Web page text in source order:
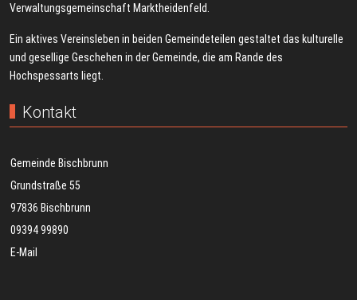
Verwaltungsgemeinschaft Marktheidenfeld.
Ein aktives Vereinsleben in beiden Gemeindeteilen gestaltet das kulturelle
und gesellige Geschehen in der Gemeinde, die am Rande des
Hochspessarts liegt.
Kontakt
Gemeinde Bischbrunn
Grundstraße 55
97836 Bischbrunn
09394 99890
E-Mail